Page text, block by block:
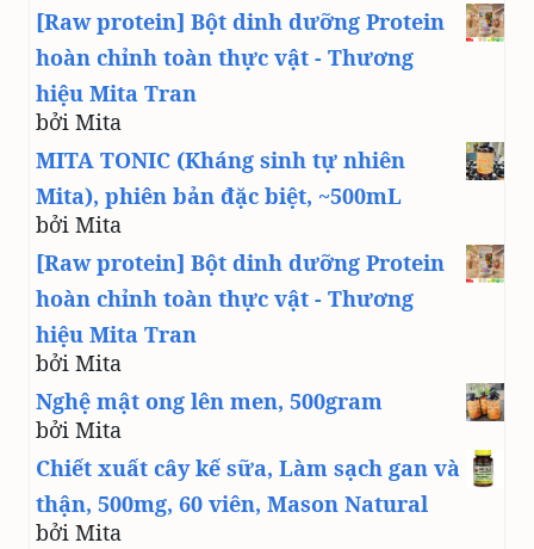
[Raw protein] Bột dinh dưỡng Protein
hoàn chỉnh toàn thực vật - Thương
hiệu Mita Tran
bởi Mita
MITA TONIC (Kháng sinh tự nhiên
Mita), phiên bản đặc biệt, ~500mL
bởi Mita
[Raw protein] Bột dinh dưỡng Protein
hoàn chỉnh toàn thực vật - Thương
hiệu Mita Tran
bởi Mita
Nghệ mật ong lên men, 500gram
bởi Mita
Chiết xuất cây kế sữa, Làm sạch gan và
thận, 500mg, 60 viên, Mason Natural
bởi Mita